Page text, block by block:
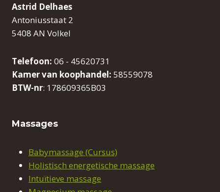
Astrid Delhaes
Antoniusstaat 2
5408 AN Volkel
Telefoon: 06 - 45620731
Kamer van koophandel: 58559078
BTW-nr: 178609365B03
Massages
Babymassage (Cursus)
Holistisch energetische massage
Intuïtieve massage